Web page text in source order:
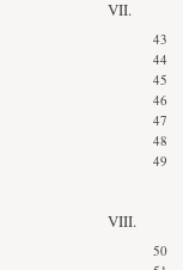
VII.
VIII.